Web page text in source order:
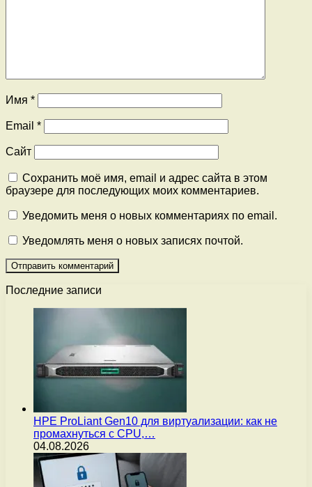
Имя *
Email *
Сайт
Сохранить моё имя, email и адрес сайта в этом
браузере для последующих моих комментариев.
Уведомить меня о новых комментариях по email.
Уведомлять меня о новых записях почтой.
Последние записи
HPE ProLiant Gen10 для виртуализации: как не
промахнуться с CPU,…
04.08.2026